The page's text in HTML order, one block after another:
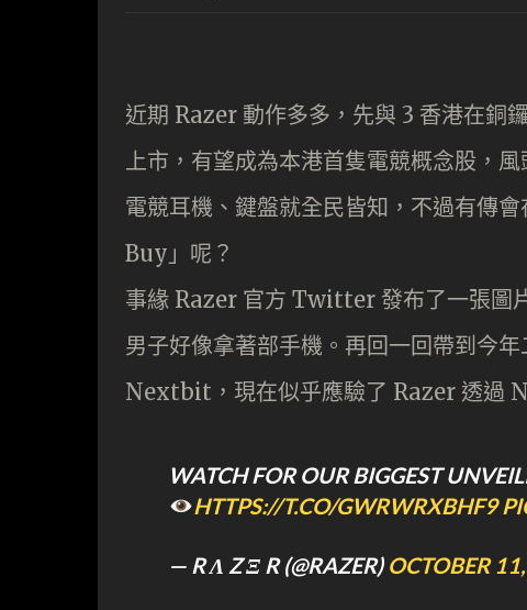
近期 Razer 動作多多，先與 3 香港在銅
上市，有望成為本港首隻電競概念股，
電競耳機、鍵盤就全民皆知，不過有傳
Buy」呢？
事緣 Razer 官方 Twitter 發布了一張圖
男子好像拿著部手機。再回一回帶到今年
Nextbit，現在似乎應驗了 Razer 透過
WATCH FOR OUR BIGGEST
HTTPS://T.CO/GWRWRXBHF9
— R Λ Z Ξ R (@RAZER) OCTOBER